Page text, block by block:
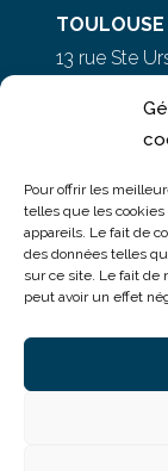
Pour offrir les
telles que les
appareils. Le fait de
des données telles
sur ce site. Le fait de
peut avoir un effet
TOULOUSE
13 rue Ste
5 rue du
75017 Paris